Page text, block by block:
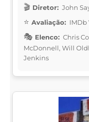
Diretor: John
Avaliação: IMDb
Elenco: Chris
McDonnell, Will
Jenkins